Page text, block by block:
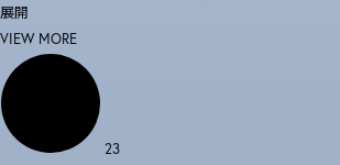
展開
VIEW MORE
23